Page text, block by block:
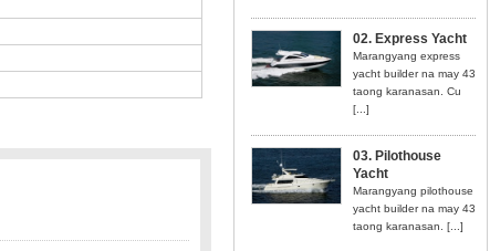
02. Express Yacht
Marangyang express
yacht builder na may 43
taong karanasan. Cu
[...]
03. Pilothouse
Yacht
Marangyang pilothouse
yacht builder na may 43
taong karanasan. [...]